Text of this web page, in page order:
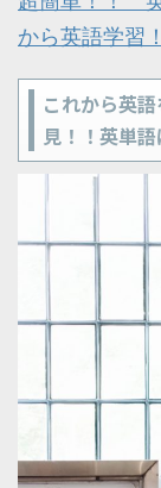
から英語学習
これから英
見！！英単